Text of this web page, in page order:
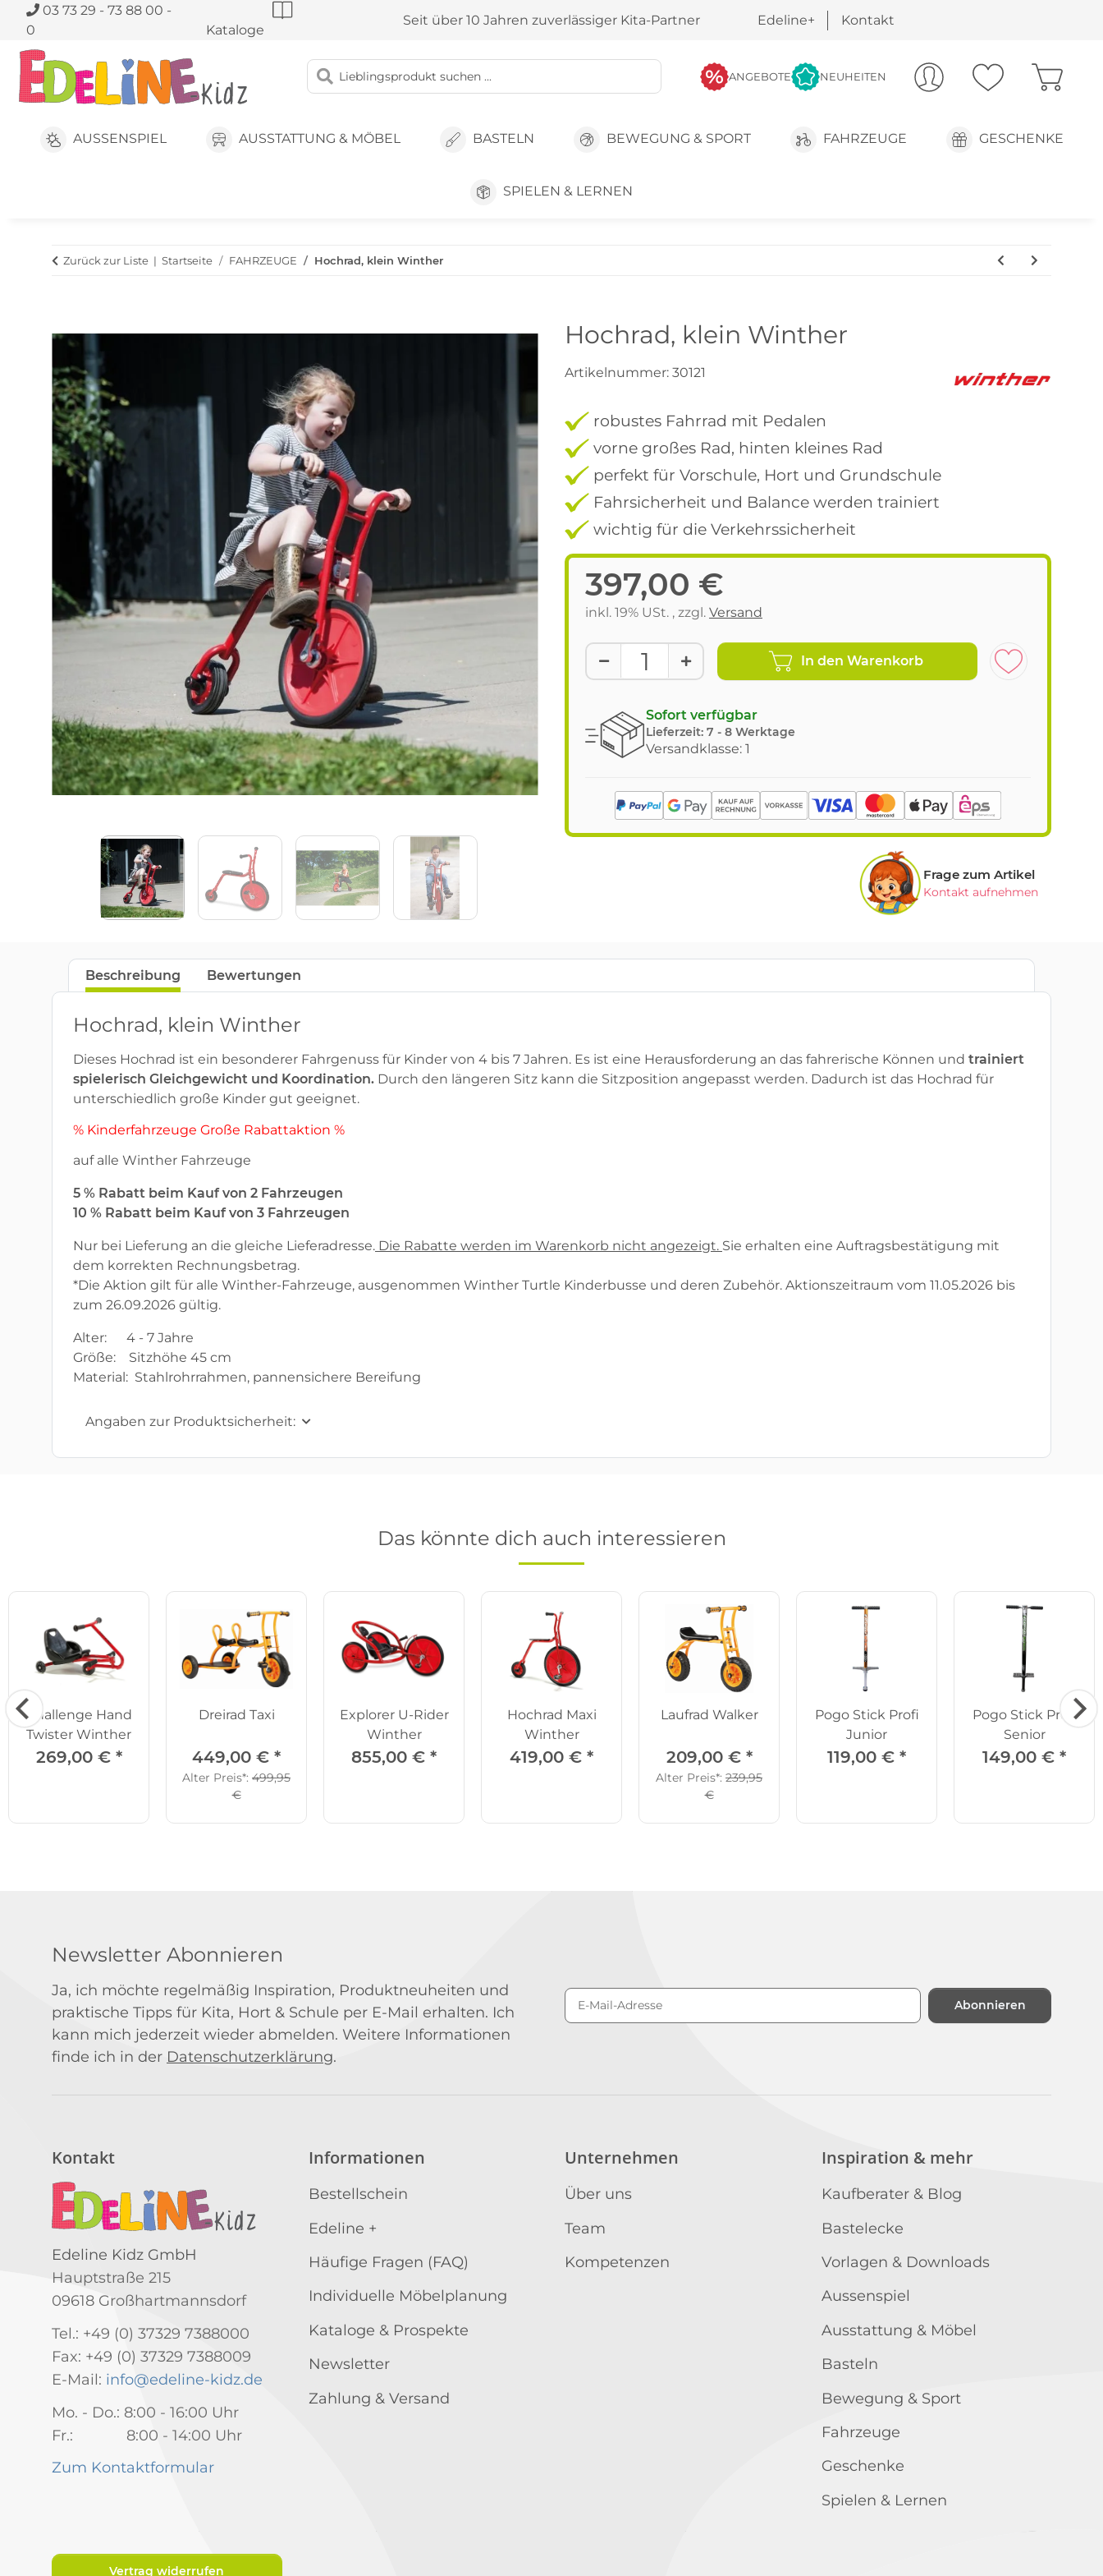
03 73 29 - 73 88 00 -
0
Kataloge
Seit über 10 Jahren zuverlässiger Kita-Partner Edeline+ Kontakt
ANGEBOTE NEUHEITEN
AUSSENSPIEL AUSSTATTUNG & MÖBEL BASTELN BEWEGUNG & SPORT FAHRZEUGE GESCHENKE
SPIELEN & LERNEN
Zurück zur Liste Startseite FAHRZEUGE Hochrad, klein Winther
Hochrad, klein Winther
Artikelnummer: 30121
robustes Fahrrad mit Pedalen
vorne großes Rad, hinten kleines Rad
perfekt für Vorschule, Hort und Grundschule
Fahrsicherheit und Balance werden trainiert
wichtig für die Verkehrssicherheit
397,00 €
inkl. 19% USt. , zzgl. Versand
In den Warenkorb
Sofort verfügbar
Lieferzeit: 7 - 8 Werktage
Versandklasse: 1
Frage zum Artikel
Kontakt aufnehmen
Beschreibung Bewertungen
Hochrad, klein Winther
Dieses Hochrad ist ein besonderer Fahrgenuss für Kinder von 4 bis 7 Jahren. Es ist eine Herausforderung an das fahrerische Können und trainiert
spielerisch Gleichgewicht und Koordination. Durch den längeren Sitz kann die Sitzposition angepasst werden. Dadurch ist das Hochrad für
unterschiedlich große Kinder gut geeignet.
% Kinderfahrzeuge Große Rabattaktion %
auf alle Winther Fahrzeuge
5 % Rabatt beim Kauf von 2 Fahrzeugen
10 % Rabatt beim Kauf von 3 Fahrzeugen
Nur bei Lieferung an die gleiche Lieferadresse. Die Rabatte werden im Warenkorb nicht angezeigt. Sie erhalten eine Auftragsbestätigung mit
dem korrekten Rechnungsbetrag.
*Die Aktion gilt für alle Winther-Fahrzeuge, ausgenommen Winther Turtle Kinderbusse und deren Zubehör. Aktionszeitraum vom 11.05.2026 bis
zum 26.09.2026 gültig.
Alter: 4 - 7 Jahre
Größe: Sitzhöhe 45 cm
Material: Stahlrohrrahmen, pannensichere Bereifung
Angaben zur Produktsicherheit:
Das könnte dich auch interessieren
Challenge Hand
Twister Winther
269,00 € *
Dreirad Taxi
449,00 € *
Alter Preis*: 499,95
€
Explorer U-Rider
Winther
855,00 € *
Hochrad Maxi
Winther
419,00 € *
Laufrad Walker
209,00 € *
Alter Preis*: 239,95
€
Pogo Stick Profi
Junior
119,00 € *
Pogo Stick Profi
Senior
149,00 € *
Newsletter Abonnieren
Ja, ich möchte regelmäßig Inspiration, Produktneuheiten und
praktische Tipps für Kita, Hort & Schule per E-Mail erhalten. Ich
kann mich jederzeit wieder abmelden. Weitere Informationen
finde ich in der Datenschutzerklärung.
Abonnieren
Kontakt
Edeline Kidz GmbH
Hauptstraße 215
09618 Großhartmannsdorf
Tel.: +49 (0) 37329 7388000
Fax: +49 (0) 37329 7388009
E-Mail: info@edeline-kidz.de
Mo. - Do.: 8:00 - 16:00 Uhr
Fr.: 8:00 - 14:00 Uhr
Zum Kontaktformular
Informationen
Bestellschein
Edeline +
Häufige Fragen (FAQ)
Individuelle Möbelplanung
Kataloge & Prospekte
Newsletter
Zahlung & Versand
Unternehmen
Über uns
Team
Kompetenzen
Inspiration & mehr
Kaufberater & Blog
Bastelecke
Vorlagen & Downloads
Aussenspiel
Ausstattung & Möbel
Basteln
Bewegung & Sport
Fahrzeuge
Geschenke
Spielen & Lernen
Vertrag widerrufen